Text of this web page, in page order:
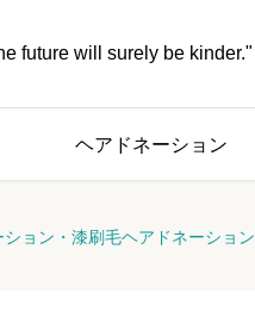
future will surely be kinder."
ヘアドネーション
ョン・漆刷毛ヘアドネーション